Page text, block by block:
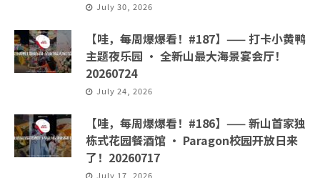
July 30, 2026
【哇，每周爆爆看！#187】—— 打卡小黄鸭
主题夜乐园 · 全新山最大海景宴会厅！
20260724
July 24, 2026
【哇，每周爆爆看！#186】—— 新山首家独
栋式花园餐酒馆 · Paragon校园开放日来
了！20260717
July 17, 2026